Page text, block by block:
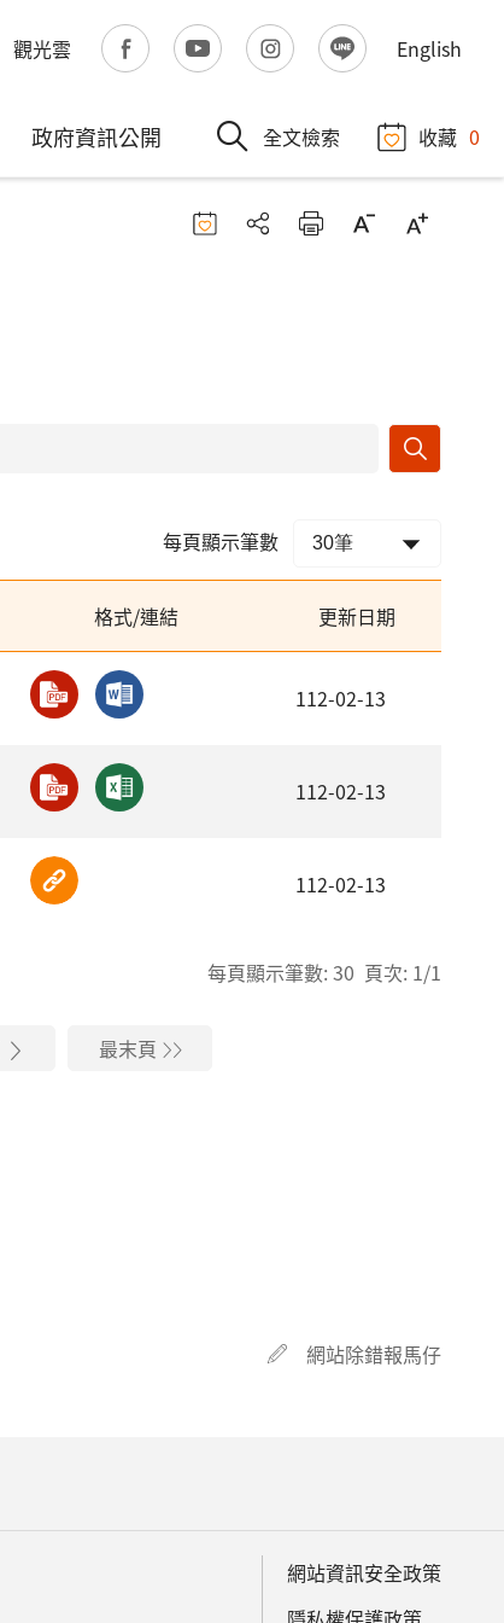
觀光雲 English
政府資訊公開 全文檢索 收藏 0
每頁顯示筆數
格式/連結 更新日期
112-02-13
112-02-13
112-02-13
每頁顯示筆數: 30 頁次: 1/1
最末頁
網站除錯報馬仔
網站資訊安全政策